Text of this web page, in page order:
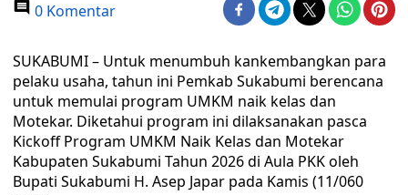
0 Komentar
SUKABUMI – Untuk menumbuh kankembangkan para
pelaku usaha, tahun ini Pemkab Sukabumi berencana
untuk memulai program UMKM naik kelas dan
Motekar. Diketahui program ini dilaksanakan pasca
Kickoff Program UMKM Naik Kelas dan Motekar
Kabupaten Sukabumi Tahun 2026 di Aula PKK oleh
Bupati Sukabumi H. Asep Japar pada Kamis (11/060